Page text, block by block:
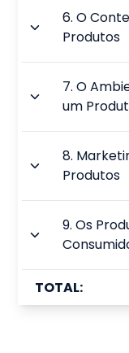
6.O
Produtos
7.O
um
8.
Produtos
9.Os
TOTAL: